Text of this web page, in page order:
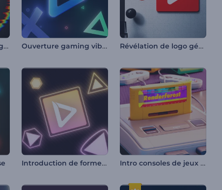
Intro abstraite orbes glitchées Ouverture gaming vibrant Révélation de logo géométrique 3D
Introduction de formes dynamiques néon Intro consoles de jeux rétro